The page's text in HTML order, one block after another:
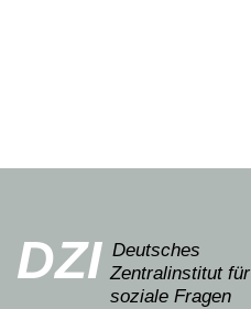
DZI Deutsches
Zentralinstitut für
soziale Fragen